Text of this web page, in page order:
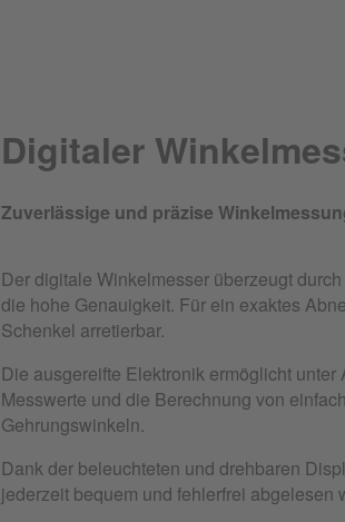
Digitaler
Zuverlässige und präzise
Der digitale Winkelmesser überzeugt
die hohe Genauigkeit. Für ein exaktes
Schenkel arretierbar.
Die ausgereifte Elektronik ermöglicht
Messwerte und die Berechnung von
Gehrungswinkeln.
Dank der beleuchteten und drehbaren
jederzeit bequem und fehlerfrei abgelesen